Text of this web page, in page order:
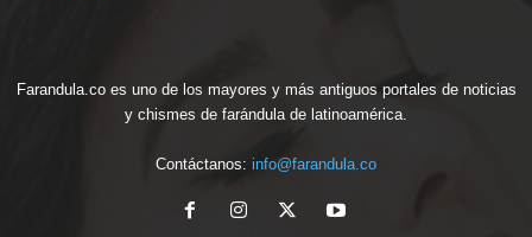
Farandula.co es uno de los mayores y más antiguos portales de noticias
y chismes de farándula de latinoamérica.
Contáctanos: info@farandula.co